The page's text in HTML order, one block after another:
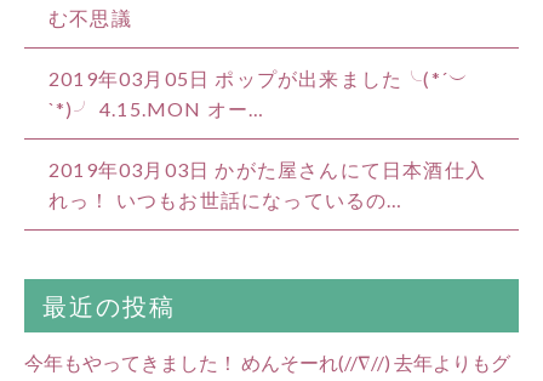
む不思議
2019年03月05日 ポップが出来ました╰(*´︶
`*)╯ 4.15.MON オー…
2019年03月03日 かがた屋さんにて日本酒仕入
れっ！ いつもお世話になっているの…
最近の投稿
今年もやってきました！ めんそーれ(//∇//) 去年よりもグ